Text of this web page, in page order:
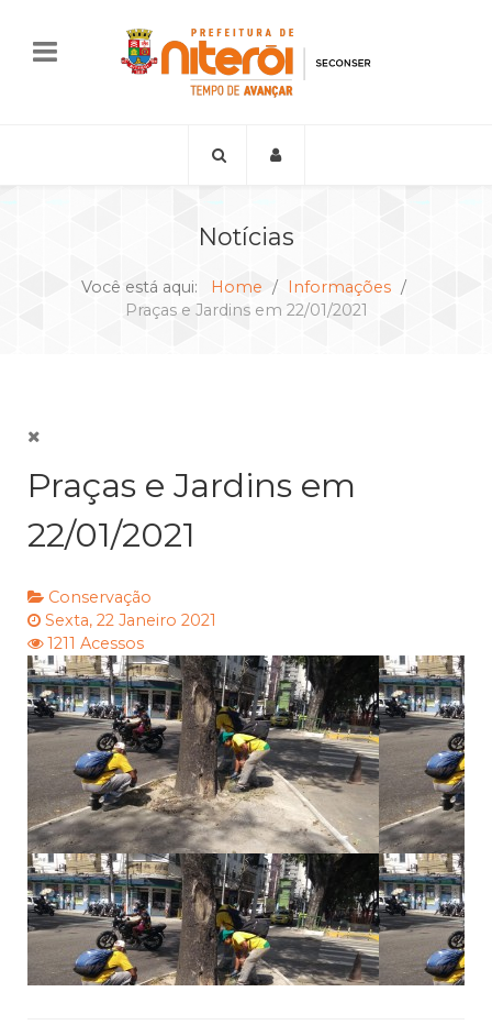
Notícias
Você está aqui: Home
Informações
Praças e Jardins em 22/01/2021
Praças e Jardins em
22/01/2021
Conservação
Sexta, 22 Janeiro 2021
1211 Acessos